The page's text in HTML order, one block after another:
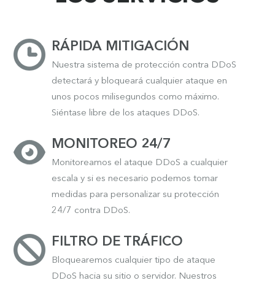
RÁPIDA MITIGACIÓN
Nuestra sistema de protección contra DDoS
detectará y bloqueará cualquier ataque en
unos pocos milisegundos como máximo.
Siéntase libre de los ataques DDoS.
MONITOREO 24/7
Monitoreamos el ataque DDoS a cualquier
escala y si es necesario podemos tomar
medidas para personalizar su protección
24/7 contra DDoS.
FILTRO DE TRÁFICO
Bloquearemos cualquier tipo de ataque
DDoS hacia su sitio o servidor. Nuestros